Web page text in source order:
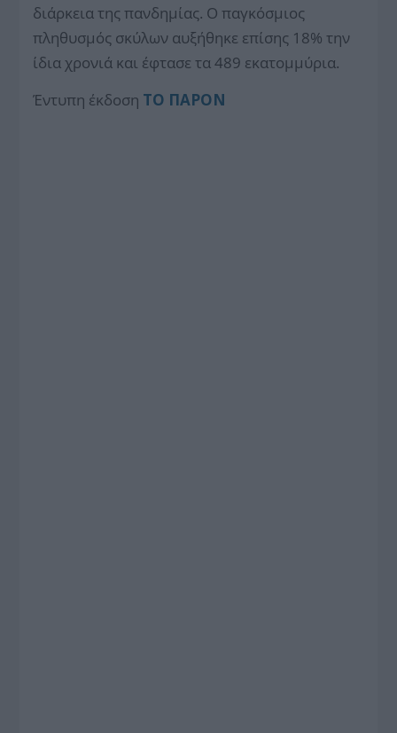
διάρκεια της πανδημίας. Ο παγκόσμιος
πληθυσμός σκύλων αυξήθηκε επίσης 18% την
ίδια χρονιά και έφτασε τα 489 εκατομμύρια.
Έντυπη έκδοση ΤΟ ΠΑΡΟΝ